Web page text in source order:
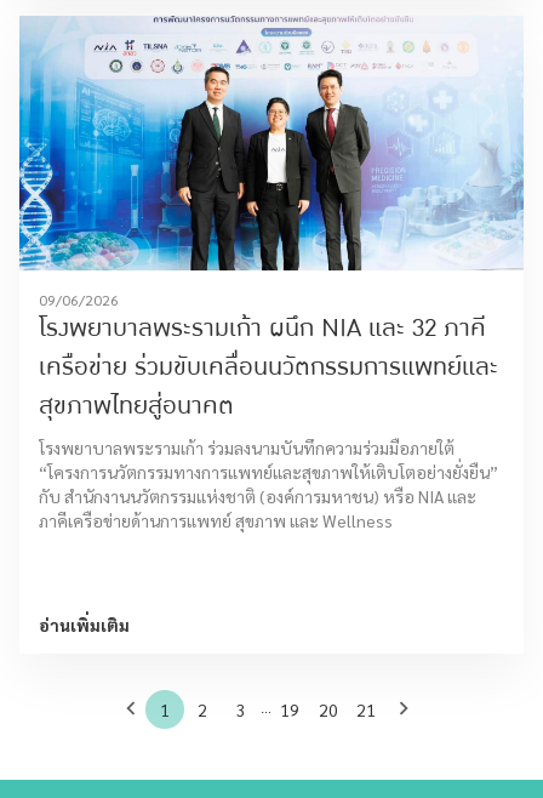
09/06/2026
โรงพยาบาลพระรามเก้า ผนึก NIA และ 32 ภาคี
เครือข่าย ร่วมขับเคลื่อนนวัตกรรมการแพทย์และ
สุขภาพไทยสู่อนาคต
โรงพยาบาลพระรามเก้า ร่วมลงนามบันทึกความร่วมมือภายใต้
“โครงการนวัตกรรมทางการแพทย์และสุขภาพให้เติบโตอย่างยั่งยืน”
กับ สำนักงานนวัตกรรมแห่งชาติ (องค์การมหาชน) หรือ NIA และ
ภาคีเครือข่ายด้านการแพทย์ สุขภาพ และ Wellness
อ่านเพิ่มเติม
1 2 3 ... 19 20 21